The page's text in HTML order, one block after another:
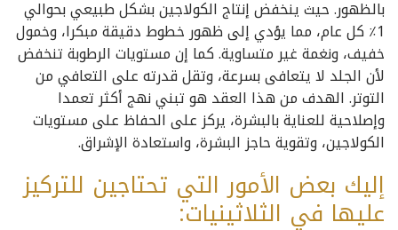
بالظهور. حيث ينخفض إنتاج الكولاجين بشكل طبيعي بحوالي
1٪ كل عام، مما يؤدي إلى ظهور خطوط دقيقة مبكرا، وخمول
خفيف، ونغمة غير متساوية. كما إن مستويات الرطوبة تنخفض
لأن الجلد لا يتعافى بسرعة، وتقل قدرته على التعافي من
التوتر. الهدف من هذا العقد هو تبني نهج أكثر تعمدا
وإصلاحية للعناية بالبشرة، يركز على الحفاظ على مستويات
الكولاجين، وتقوية حاجز البشرة، واستعادة الإشراق.
إليك بعض الأمور التي تحتاجين للتركيز
عليها في الثلاثينيات: